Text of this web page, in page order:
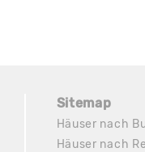
Sitemap
Häuser nach
Häuser nach